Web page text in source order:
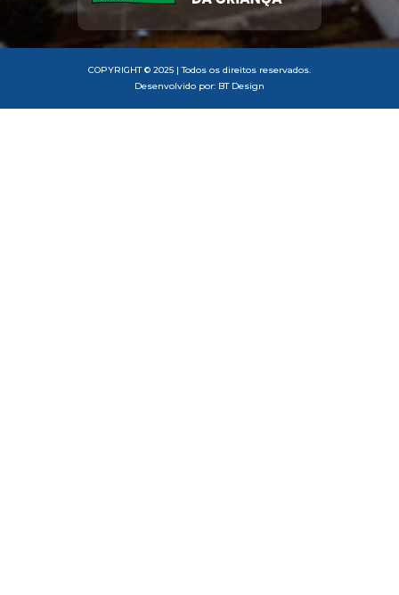
COPYRIGHT © 2025 | Todos os direitos reservados.
Desenvolvido por: BT Design